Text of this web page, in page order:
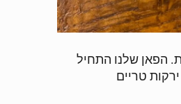
הפאן שלנו התחיל
טריים